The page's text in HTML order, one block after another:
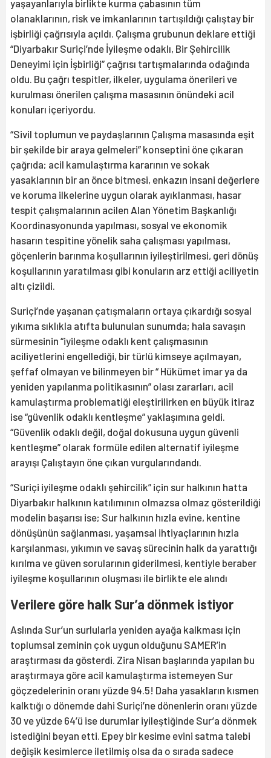
yaşayanlarıyla birlikte kurma çabasının tüm
olanaklarının, risk ve imkanlarının tartışıldığı çalıştay bir
işbirliği çağrısıyla açıldı. Çalışma grubunun deklare ettiği
“Diyarbakır Suriçi’nde İyileşme odaklı, Bir Şehircilik
Deneyimi için İşbirliği” çağrısı tartışmalarında odağında
oldu. Bu çağrı tespitler, ilkeler, uygulama önerileri ve
kurulması önerilen çalışma masasının önündeki acil
konuları içeriyordu.
“Sivil toplumun ve paydaşlarının Çalışma masasında eşit
bir şekilde bir araya gelmeleri” konseptini öne çıkaran
çağrıda; acil kamulaştırma kararının ve sokak
yasaklarının bir an önce bitmesi, enkazın insani değerlere
ve koruma ilkelerine uygun olarak ayıklanması, hasar
tespit çalışmalarının acilen Alan Yönetim Başkanlığı
Koordinasyonunda yapılması, sosyal ve ekonomik
hasarın tespitine yönelik saha çalışması yapılması,
göçenlerin barınma koşullarının iyileştirilmesi, geri dönüş
koşullarının yaratılması gibi konuların arz ettiği aciliyetin
altı çizildi.
Suriçi’nde yaşanan çatışmaların ortaya çıkardığı sosyal
yıkıma sıklıkla atıfta bulunulan sunumda; hala savaşın
sürmesinin “iyileşme odaklı kent çalışmasının
aciliyetlerini engellediği, bir türlü kimseye açılmayan,
şeffaf olmayan ve bilinmeyen bir “ Hükümet imar ya da
yeniden yapılanma politikasının” olası zararları, acil
kamulaştırma problematiği eleştirilirken en büyük itiraz
ise “güvenlik odaklı kentleşme” yaklaşımına geldi.
“Güvenlik odaklı değil, doğal dokusuna uygun güvenli
kentleşme” olarak formüle edilen alternatif iyileşme
arayışı Çalıştayın öne çıkan vurgularındandı.
“Suriçi iyileşme odaklı şehircilik” için sur halkının hatta
Diyarbakır halkının katılımının olmazsa olmaz gösterildiği
modelin başarısı ise; Sur halkının hızla evine, kentine
dönüşünün sağlanması, yaşamsal ihtiyaçlarının hızla
karşılanması, yıkımın ve savaş sürecinin halk da yarattığı
kırılma ve güven sorularının giderilmesi, kentiyle beraber
iyileşme koşullarının oluşması ile birlikte ele alındı
Verilere göre halk Sur’a dönmek istiyor
Aslında Sur’un surlularla yeniden ayağa kalkması için
toplumsal zeminin çok uygun olduğunu SAMER’in
araştırması da gösterdi. Zira Nisan başlarında yapılan bu
araştırmaya göre acil kamulaştırma istemeyen Sur
göçzedelerinin oranı yüzde 94.5! Daha yasakların kısmen
kalktığı o dönemde dahi Suriçi’ne dönenlerin oranı yüzde
30 ve yüzde 64’ü ise durumlar iyileştiğinde Sur’a dönmek
istediğini beyan etti. Epey bir kesime evini satma talebi
değişik kesimlerce iletilmiş olsa da o sırada sadece